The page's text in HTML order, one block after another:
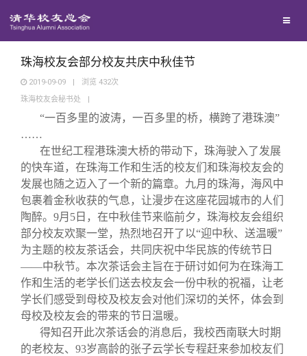
地区联络
院系校友工作
专业委员会
兴趣群体
西南联大校友会
回馈母校
捐赠新闻
捐赠纪事
捐赠方法
义工计划
《清华校友通讯》
《水木清华》
我要订阅
新媒体平台
百年清华
清华人物
清华故事
青春风采
校友文苑
校友讲坛
校友服务
终身学习
信息化服务
三创大赛
实用信息
校友总会
总会简介
会长致辞
总会章程
关闭
珠海校友会部分校友共庆中秋佳节
2019-09-09 | 浏览 432次
珠海校友会秘书处
|
“一百多里的波涛，一百多里的桥，横跨了港珠澳”
……
在世纪工程港珠澳大桥的带动下，珠海驶入了发展
的快车道，在珠海工作和生活的校友们和珠海校友会的
发展也随之迈入了一个新的篇章。九月的珠海，海风中
包裹着金秋收获的气息，让漫步在这座花园城市的人们
陶醉。9月5日，在中秋佳节来临前夕，珠海校友会组织
部分校友欢聚一堂，热烈地召开了以“迎中秋、送温暖”
为主题的校友茶话会，共同庆祝中华民族的传统节日
——中秋节。本次茶话会主旨在于研讨如何为在珠海工
作和生活的老学长们送去校友会一份中秋的祝福，让老
学长们感受到母校及校友会对他们深切的关怀，体会到
母校及校友会的带来的节日温暖。
得知召开此次茶话会的消息后，我校西南联大时期
的老校友、93岁高龄的张子云学长专程赶来参加校友们